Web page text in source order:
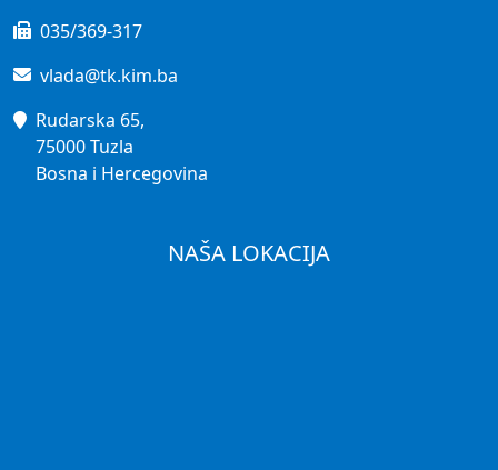
035/369-317
vlada@tk.kim.ba
Rudarska 65,
75000 Tuzla
Bosna i Hercegovina
NAŠA LOKACIJA